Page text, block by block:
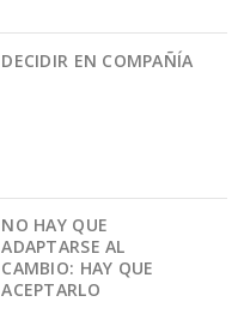
DECIDIR EN COMPAÑÍA
NO HAY QUE
ADAPTARSE AL
CAMBIO: HAY QUE
ACEPTARLO